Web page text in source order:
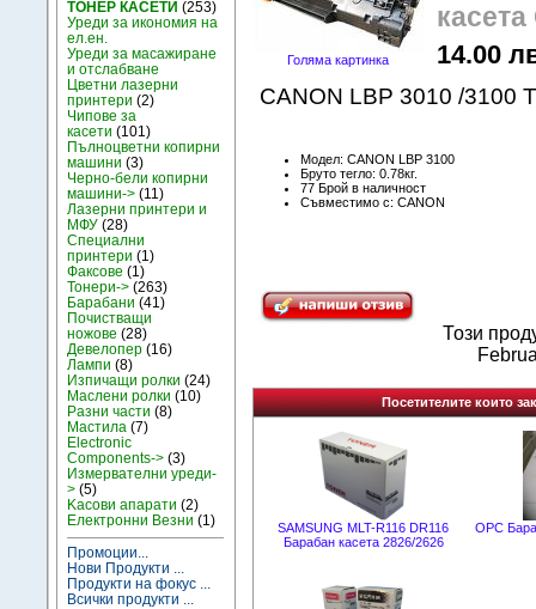
ТОНЕР КАСЕТИ (253)
Уреди за икономия на
ел.ен.
Уреди за масажиране
и отслабване
Цветни лазерни
принтери (2)
Чипове за
касети (101)
Пълноцветни копирни
машини (3)
Черно-бели копирни
машини-> (11)
Лазерни принтери и
МФУ (28)
Специални
принтери (1)
Факсове (1)
Тонери-> (263)
Барабани (41)
Почистващи
ножове (28)
Девелопер (16)
Лампи (8)
Изпичащи ролки (24)
Маслени ролки (10)
Разни части (8)
Мастила (7)
Electronic
Components-> (3)
Измервателни уреди-
> (5)
Kасови апарати (2)
Електронни Везни (1)
Промоции...
Нови Продукти ...
Продукти на фокус ...
Всички продукти ...
Голяма картинка 14.00
CANON LBP 3010 /3100
Модел: CANON LBP 3100
Бруто тегло: 0.78кг.
77 Брой в наличност
Съвместимо с: CANON
Този
Посетителите които
SAMSUNG MLT-R116 DR116
Барабан касета 2826/2626
OPC